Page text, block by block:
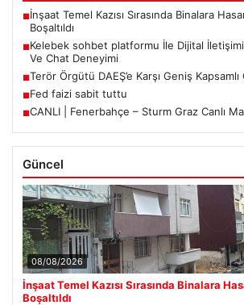
■İnşaat Temel Kazısı Sırasında Binalara
Boşaltıldı
■Kelebek sohbet platformu İle Dijital
Ve Chat Deneyimi
■Terör Örgütü DAEŞ’e Karşı Geniş
■Fed faizi sabit tuttu
■CANLI | Fenerbahçe – Sturm Graz Canlı
Güncel
08/08/2026
İnşaat Temel Kazısı Sırasında Binalara
Boşaltıldı